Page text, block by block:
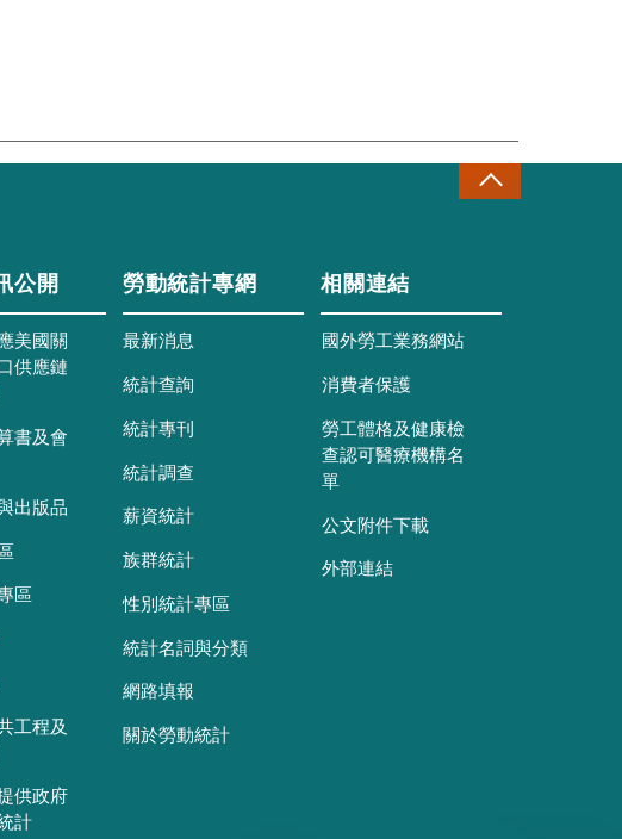
公開
美國關
供應鏈
書及會
出版品
區
工程及
供政府
計
勞動統計專網
最新消息
統計查詢
統計專刊
統計調查
薪資統計
族群統計
性別統計專區
統計名詞與分類
網路填報
關於勞動統計
相關連結
國外勞工業務網站
消費者保護
勞工體格及健康檢
查認可醫療機構名
單
公文附件下載
外部連結